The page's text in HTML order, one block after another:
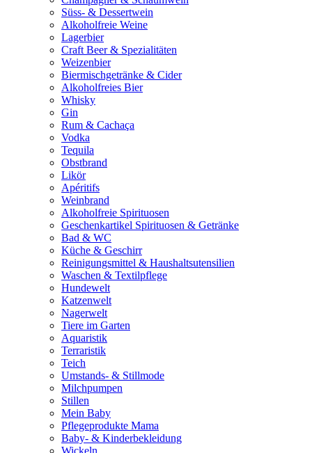
Süss- & Dessertwein
Alkoholfreie Weine
Lagerbier
Craft Beer & Spezialitäten
Weizenbier
Biermischgetränke & Cider
Alkoholfreies Bier
Whisky
Gin
Rum & Cachaça
Vodka
Tequila
Obstbrand
Likör
Apéritifs
Weinbrand
Alkoholfreie Spirituosen
Geschenkartikel Spirituosen & Getränke
Bad & WC
Küche & Geschirr
Reinigungsmittel & Haushaltsutensilien
Waschen & Textilpflege
Hundewelt
Katzenwelt
Nagerwelt
Tiere im Garten
Aquaristik
Terraristik
Teich
Umstands- & Stillmode
Milchpumpen
Stillen
Mein Baby
Pflegeprodukte Mama
Baby- & Kinderbekleidung
Wickeln